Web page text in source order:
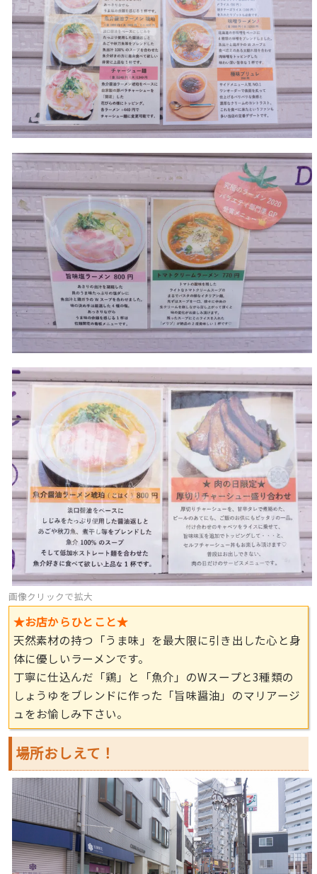
画像クリックで拡大
★お店からひとこと★
天然素材の持つ「うま味」を最大限に引き出した心と身
体に優しいラーメンです。
丁寧に仕込んだ「鶏」と「魚介」のWスープと3種類の
しょうゆをブレンドに作った「旨味醤油」のマリアージ
ュをお愉しみ下さい。
場所おしえて！